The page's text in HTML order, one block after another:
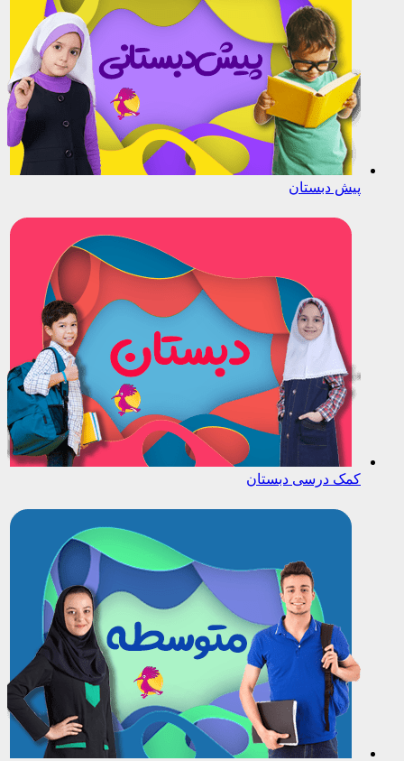
پیش دبستان
کمک درسی دبستان